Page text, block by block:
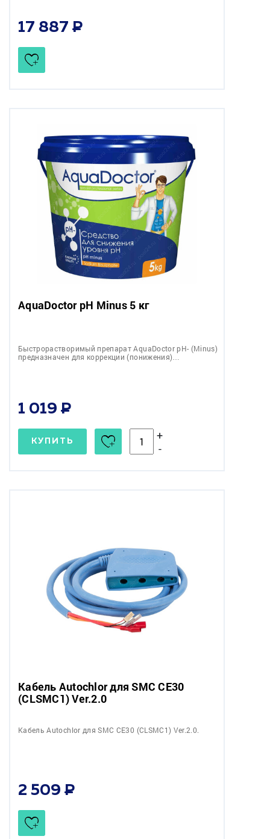
17 887
AquaDoctor pH Minus 5 кг
Быстрорастворимый препарат AquaDoctor pH- (Minus)
предназначен для коррекции (понижения)…
1 019
КУПИТЬ
+
-
Кабель Autochlor для SMC CE30
(CLSMC1) Ver.2.0
Кабель Autochlor для SMC CE30 (CLSMC1) Ver.2.0.
2 509